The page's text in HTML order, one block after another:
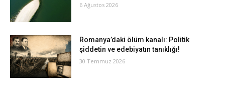
6 Ağustos 2026
Romanya’daki ölüm kanalı: Politik
şiddetin ve edebiyatın tanıklığı!
30 Temmuz 2026